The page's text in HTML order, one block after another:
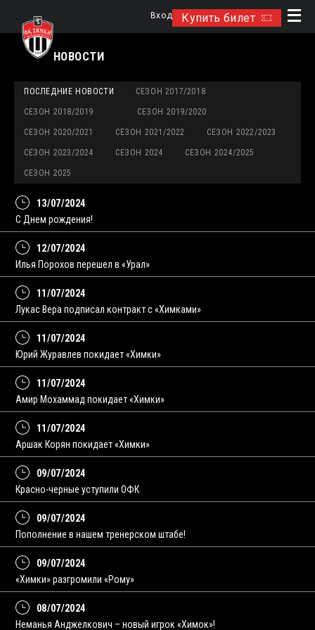
Купить билет
Вход
НОВОСТИ
ПОСЛЕДНИЕ НОВОСТИ СЕЗОН 2017/2018
СЕЗОН 2018/2019 СЕЗОН 2019/2020
СЕЗОН 2020/2021 СЕЗОН 2021/2022 СЕЗОН 2022/2023
СЕЗОН 2023/2024 СЕЗОН 2024 СЕЗОН 2024/2025
СЕЗОН 2025
13/07/2024
С Днем рождения!
12/07/2024
Илья Порохов перешел в «Урал»
11/07/2024
Лукас Вера подписал контракт с «Химками»
11/07/2024
Юрий Журавлев покидает «Химки»
11/07/2024
Амир Мохаммад покидает «Химки»
11/07/2024
Аршак Корян покидает «Химки»
09/07/2024
Красно-черные уступили ОФК
09/07/2024
Пополнение в нашем тренерском штабе!
09/07/2024
«Химки» разгромили «Рому»
08/07/2024
Неманья Анджелкович – новый игрок «Химок»!